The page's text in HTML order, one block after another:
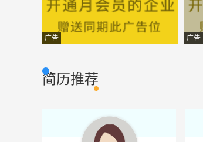
置业顾问 建筑房产
行政主管 行政人事
店长 市场营销
信用卡专员 金融理财
广告 广告
简历推荐